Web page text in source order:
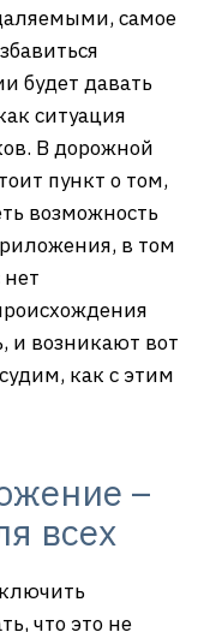
самое
будет давать
ситуация
В дорожной
пункт о том,
возможность
в том
и возникают вот
как с этим
–
всех
что это не